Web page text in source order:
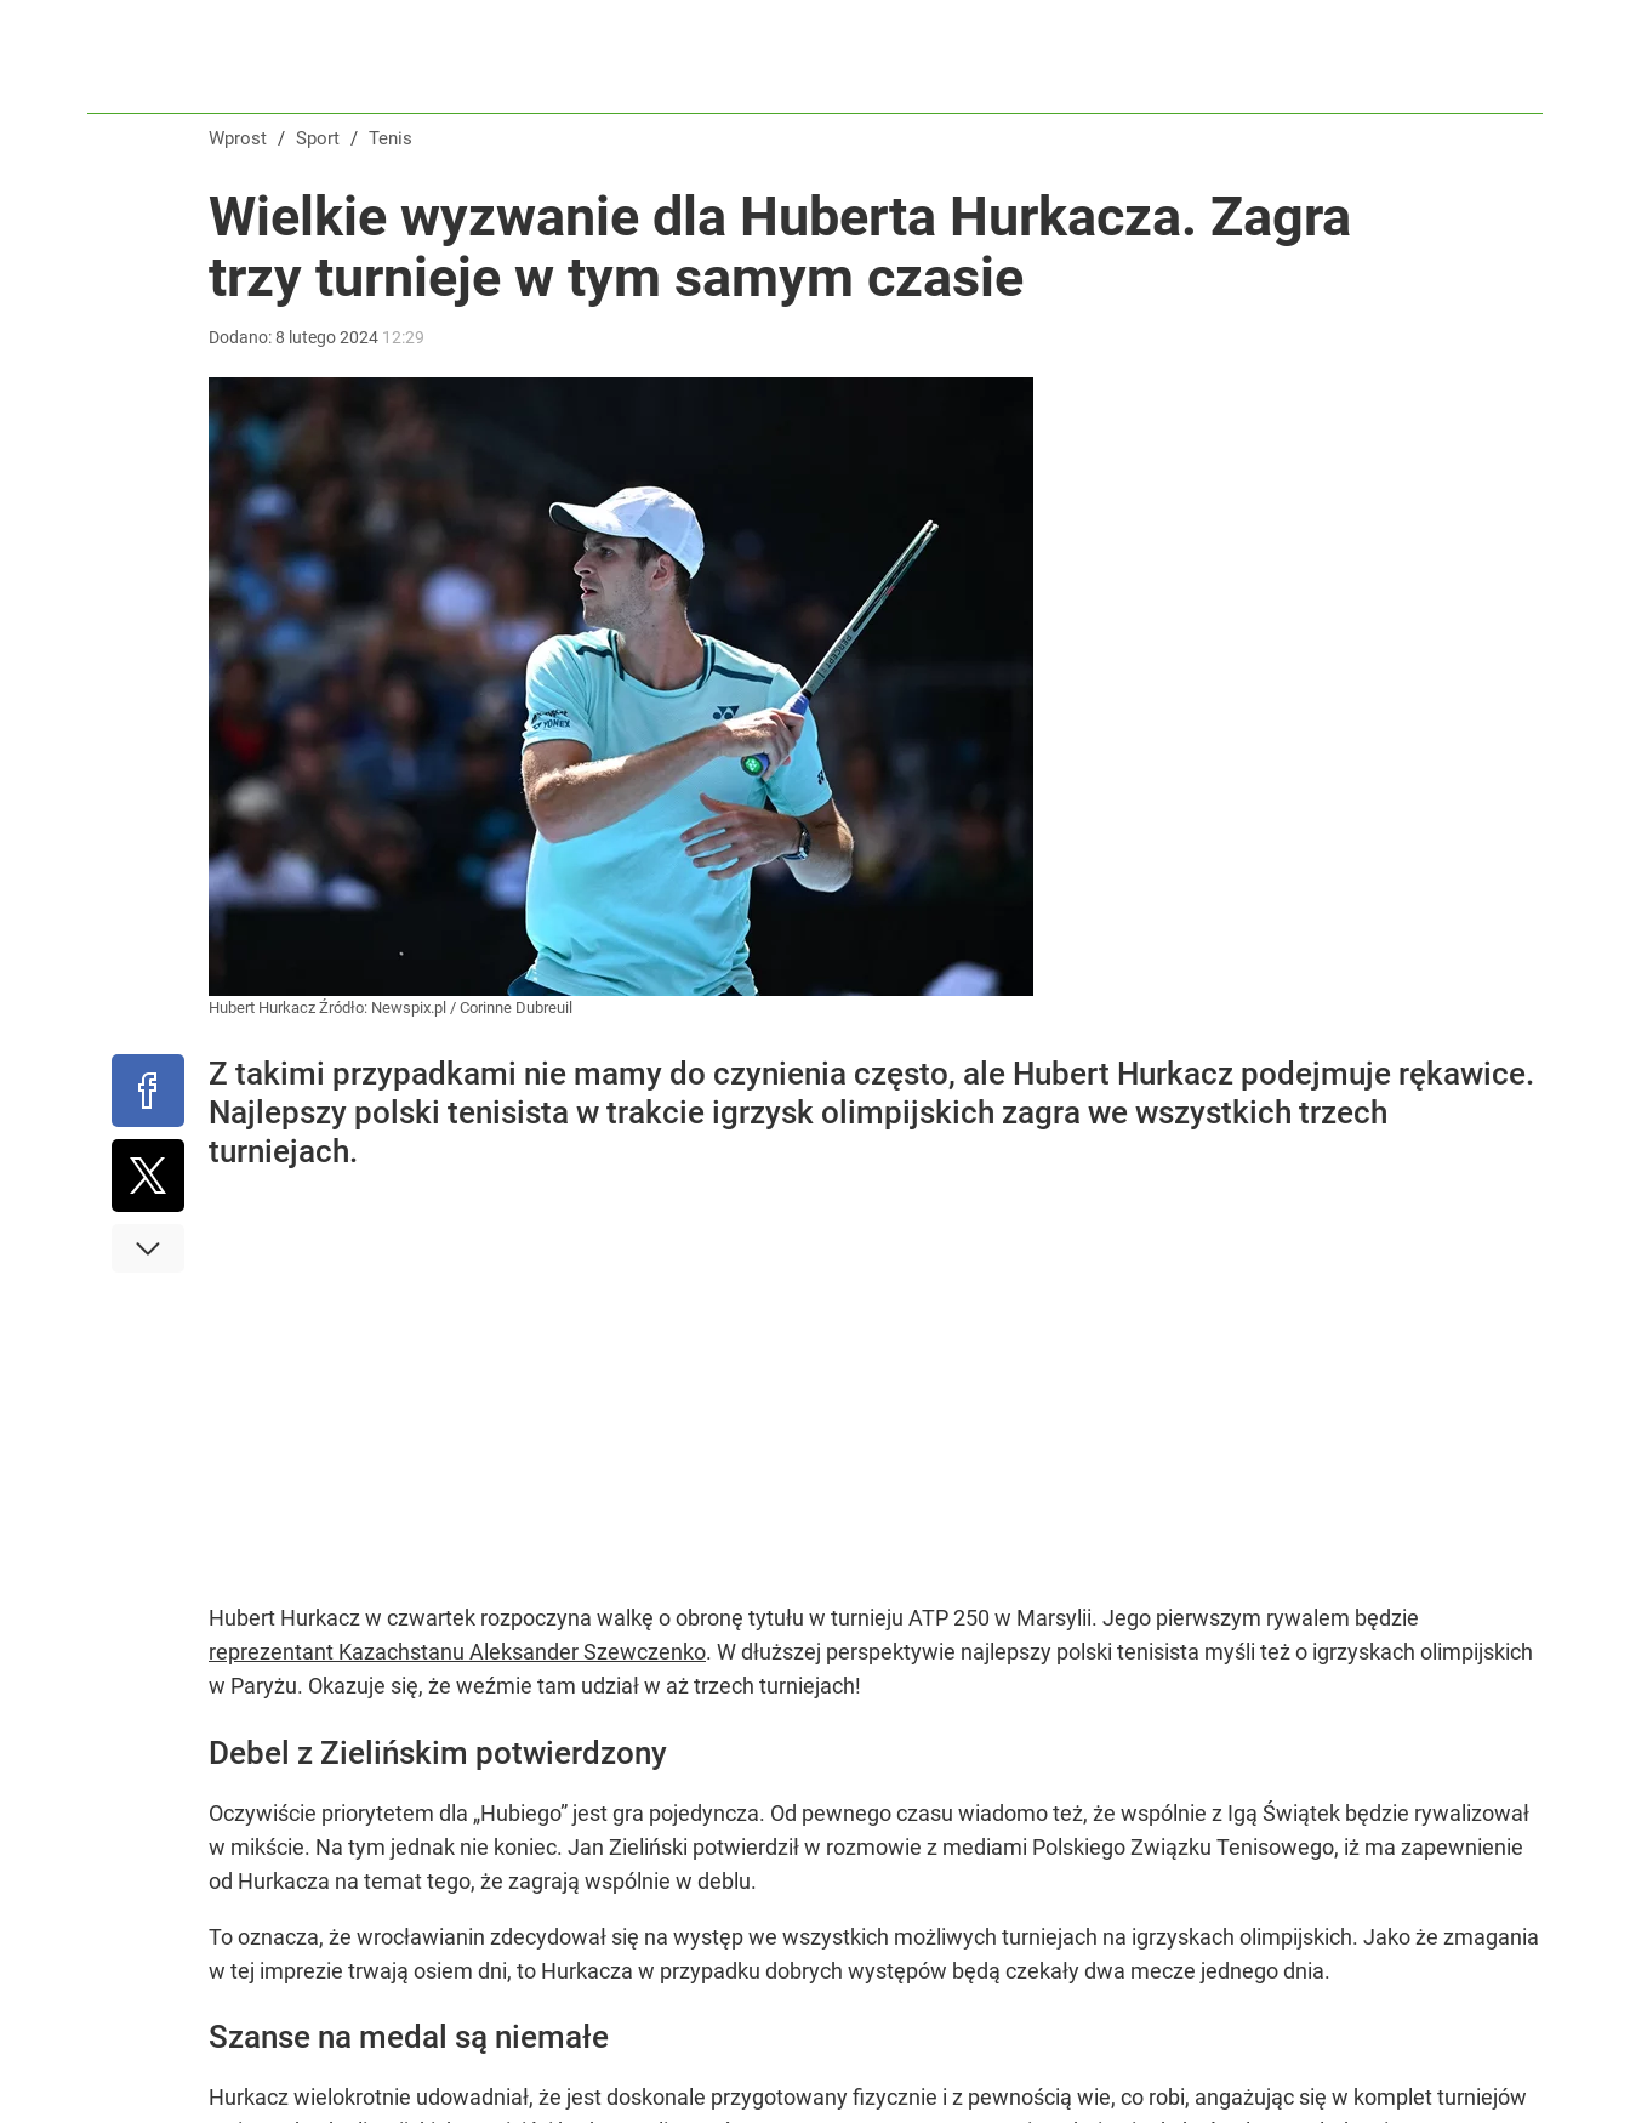
Wprost / Sport / Tenis
Wielkie wyzwanie dla Huberta Hurkacza. Zagra
trzy turnieje w tym samym czasie
Dodano:8 lutego2024 12:29
Hubert Hurkacz Źródło: Newspix.pl / Corinne Dubreuil
Z takimi przypadkami nie mamy do czynienia często, ale Hubert Hurkacz podejmuje rękawice.
Najlepszy polski tenisista w trakcie igrzysk olimpijskich zagra we wszystkich trzech
turniejach.
Hubert Hurkacz w czwartek rozpoczyna walkę o obronę tytułu w turnieju ATP 250 w Marsylii. Jego pierwszym rywalem będzie
reprezentant Kazachstanu Aleksander Szewczenko. W dłuższej perspektywie najlepszy polski tenisista myśli też o igrzyskach olimpijskich
w Paryżu. Okazuje się, że weźmie tam udział w aż trzech turniejach!
Debel z Zielińskim potwierdzony
Oczywiście priorytetem dla „Hubiego” jest gra pojedyncza. Od pewnego czasu wiadomo też, że wspólnie z Igą Świątek będzie rywalizował
w mikście. Na tym jednak nie koniec. Jan Zieliński potwierdził w rozmowie z mediami Polskiego Związku Tenisowego, iż ma zapewnienie
od Hurkacza na temat tego, że zagrają wspólnie w deblu.
To oznacza, że wrocławianin zdecydował się na występ we wszystkich możliwych turniejach na igrzyskach olimpijskich. Jako że zmagania
w tej imprezie trwają osiem dni, to Hurkacza w przypadku dobrych występów będą czekały dwa mecze jednego dnia.
Szanse na medal są niemałe
Hurkacz wielokrotnie udowadniał, że jest doskonale przygotowany fizycznie i z pewnością wie, co robi, angażując się w komplet turniejów